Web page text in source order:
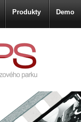
Produkty Demo